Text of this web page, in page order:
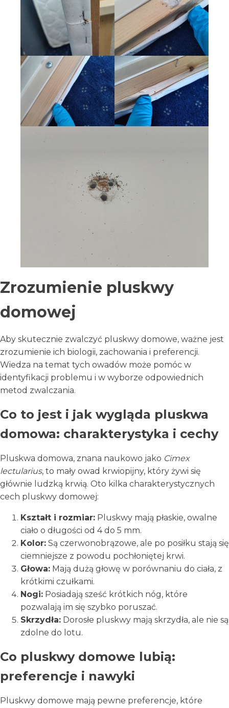
Zrozumienie pluskwy
domowej
Aby skutecznie zwalczyć pluskwy domowe, ważne jest
zrozumienie ich biologii, zachowania i preferencji.
Wiedza na temat tych owadów może pomóc w
identyfikacji problemu i w wyborze odpowiednich
metod zwalczania.
Co to jest i jak wygląda pluskwa
domowa: charakterystyka i cechy
Pluskwa domowa, znana naukowo jako Cimex
lectularius, to mały owad krwiopijny, który żywi się
głównie ludzką krwią. Oto kilka charakterystycznych
cech pluskwy domowej:
Kształt i rozmiar: Pluskwy mają płaskie, owalne
ciało o długości od 4 do 5 mm.
Kolor: Są czerwonobrązowe, ale po posiłku stają się
ciemniejsze z powodu pochłoniętej krwi.
Głowa: Mają dużą głowę w porównaniu do ciała, z
krótkimi czułkami.
Nogi: Posiadają sześć krótkich nóg, które
pozwalają im się szybko poruszać.
Skrzydła: Dorosłe pluskwy mają skrzydła, ale nie są
zdolne do lotu.
Co pluskwy domowe lubią:
preferencje i nawyki
Pluskwy domowe mają pewne preferencje, które